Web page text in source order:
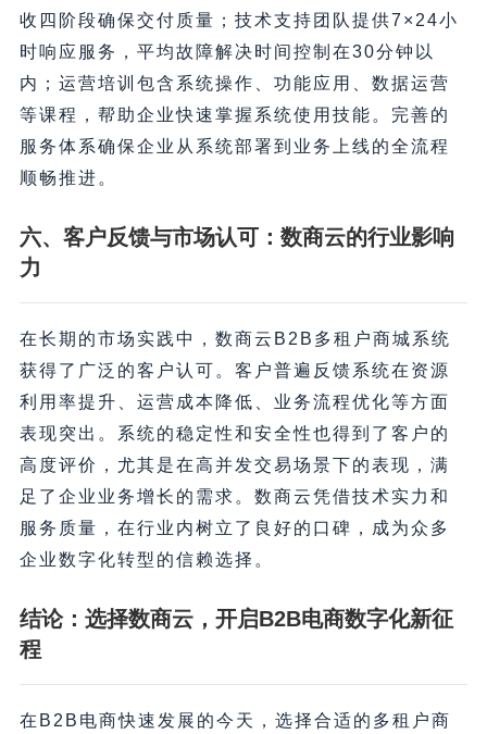
收四阶段确保交付质量；技术支持团队提供7×24小
时响应服务，平均故障解决时间控制在30分钟以
内；运营培训包含系统操作、功能应用、数据运营
等课程，帮助企业快速掌握系统使用技能。完善的
服务体系确保企业从系统部署到业务上线的全流程
顺畅推进。
六、客户反馈与市场认可：数商云的行业影响
力
在长期的市场实践中，数商云B2B多租户商城系统
获得了广泛的客户认可。客户普遍反馈系统在资源
利用率提升、运营成本降低、业务流程优化等方面
表现突出。系统的稳定性和安全性也得到了客户的
高度评价，尤其是在高并发交易场景下的表现，满
足了企业业务增长的需求。数商云凭借技术实力和
服务质量，在行业内树立了良好的口碑，成为众多
企业数字化转型的信赖选择。
结论：选择数商云，开启B2B电商数字化新征
程
在B2B电商快速发展的今天，选择合适的多租户商